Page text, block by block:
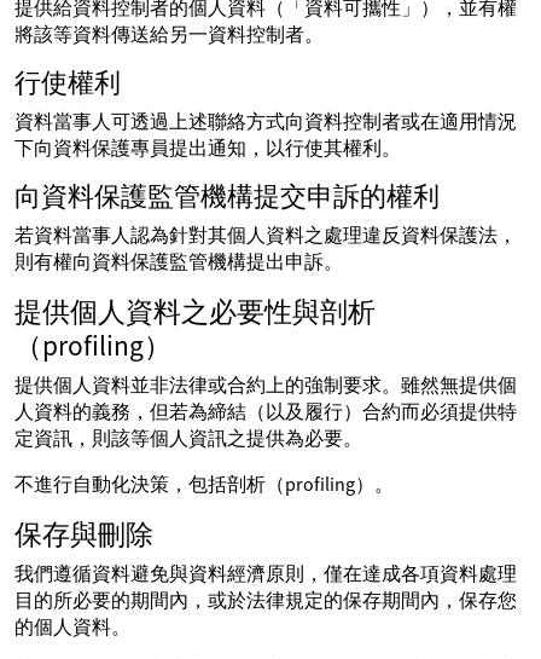
提供給資料控制者的個人資料（「資料可攜性」），並有權
將該等資料傳送給另一資料控制者。
行使權利
資料當事人可透過上述聯絡方式向資料控制者或在適用情況
下向資料保護專員提出通知，以行使其權利。
向資料保護監管機構提交申訴的權利
若資料當事人認為針對其個人資料之處理違反資料保護法，
則有權向資料保護監管機構提出申訴。
提供個人資料之必要性與剖析
（profiling）
提供個人資料並非法律或合約上的強制要求。雖然無提供個
人資料的義務，但若為締結（以及履行）合約而必須提供特
定資訊，則該等個人資訊之提供為必要。
不進行自動化決策，包括剖析（profiling）。
保存與刪除
我們遵循資料避免與資料經濟原則，僅在達成各項資料處理
目的所必要的期間內，或於法律規定的保存期間內，保存您
的個人資料。